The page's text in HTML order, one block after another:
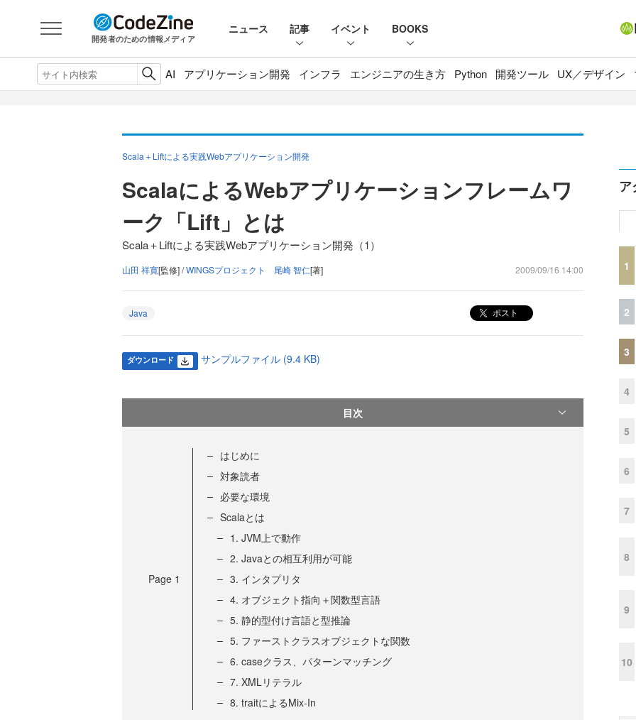
開発者のための情報メディア
ニュース 記事 イベント BOOKS
AI アプリケーション開発 インフラ エンジニアの生き方 Python 開発ツール UX／デザイン
Scala＋Liftによる実践Webアプリケーション開発
ScalaによるWebアプリケーションフレームワ
ーク「Lift」とは
Scala＋Liftによる実践Webアプリケーション開発（1）
山田 祥寛[監修] /WINGSプロジェクト 尾崎 智仁[著] 2009/09/16 14:00
Java ポスト
ダウンロード サンプルファイル (9.4 KB)
目次
Page 1
はじめに
対象読者
必要な環境
Scalaとは
1. JVM上で動作
2. Javaとの相互利用が可能
3. インタプリタ
4. オブジェクト指向＋関数型言語
5. 静的型付け言語と型推論
5. ファーストクラスオブジェクトな関数
6. caseクラス、パターンマッチング
7. XMLリテラル
8. traitによるMix-In
ア
1
2
3
4
5
6
7
8
9
10